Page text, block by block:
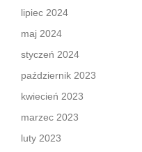
lipiec 2024
maj 2024
styczeń 2024
październik 2023
kwiecień 2023
marzec 2023
luty 2023